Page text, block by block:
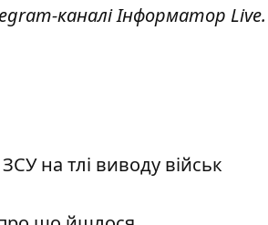
каналіІнформатор Live.
на тлі виводу військ